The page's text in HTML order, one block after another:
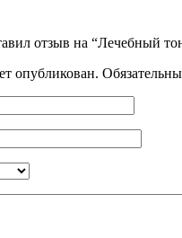
отзыв на “Лечебный
опубликован.